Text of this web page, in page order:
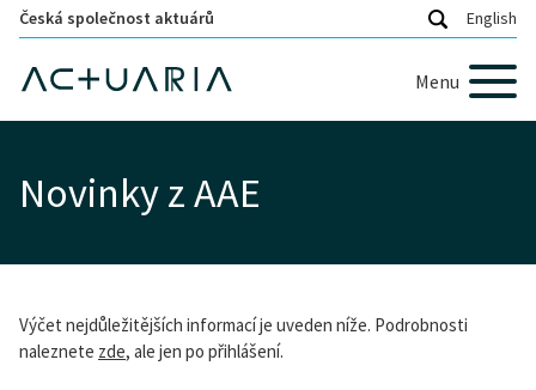
Česká společnost aktuárů English
Menu
Novinky z AAE
Výčet nejdůležitějších informací je uveden níže. Podrobnosti
naleznete zde, ale jen po přihlášení.